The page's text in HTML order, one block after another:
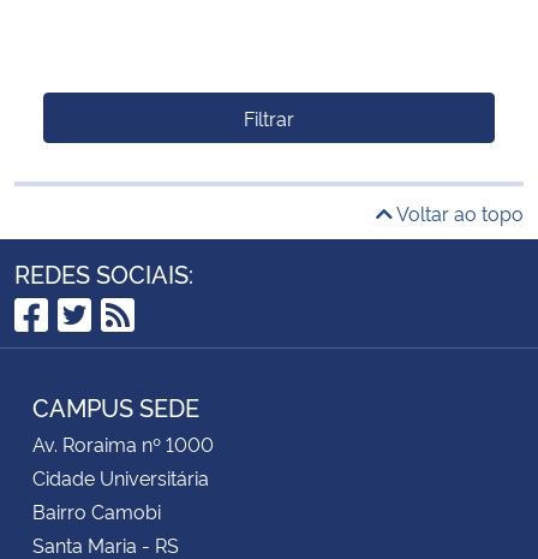
Filtrar
Voltar ao topo
REDES SOCIAIS:
Facebook
Twitter
RSS
CAMPUS SEDE
Av. Roraima nº 1000
Cidade Universitária
Bairro Camobi
Santa Maria - RS